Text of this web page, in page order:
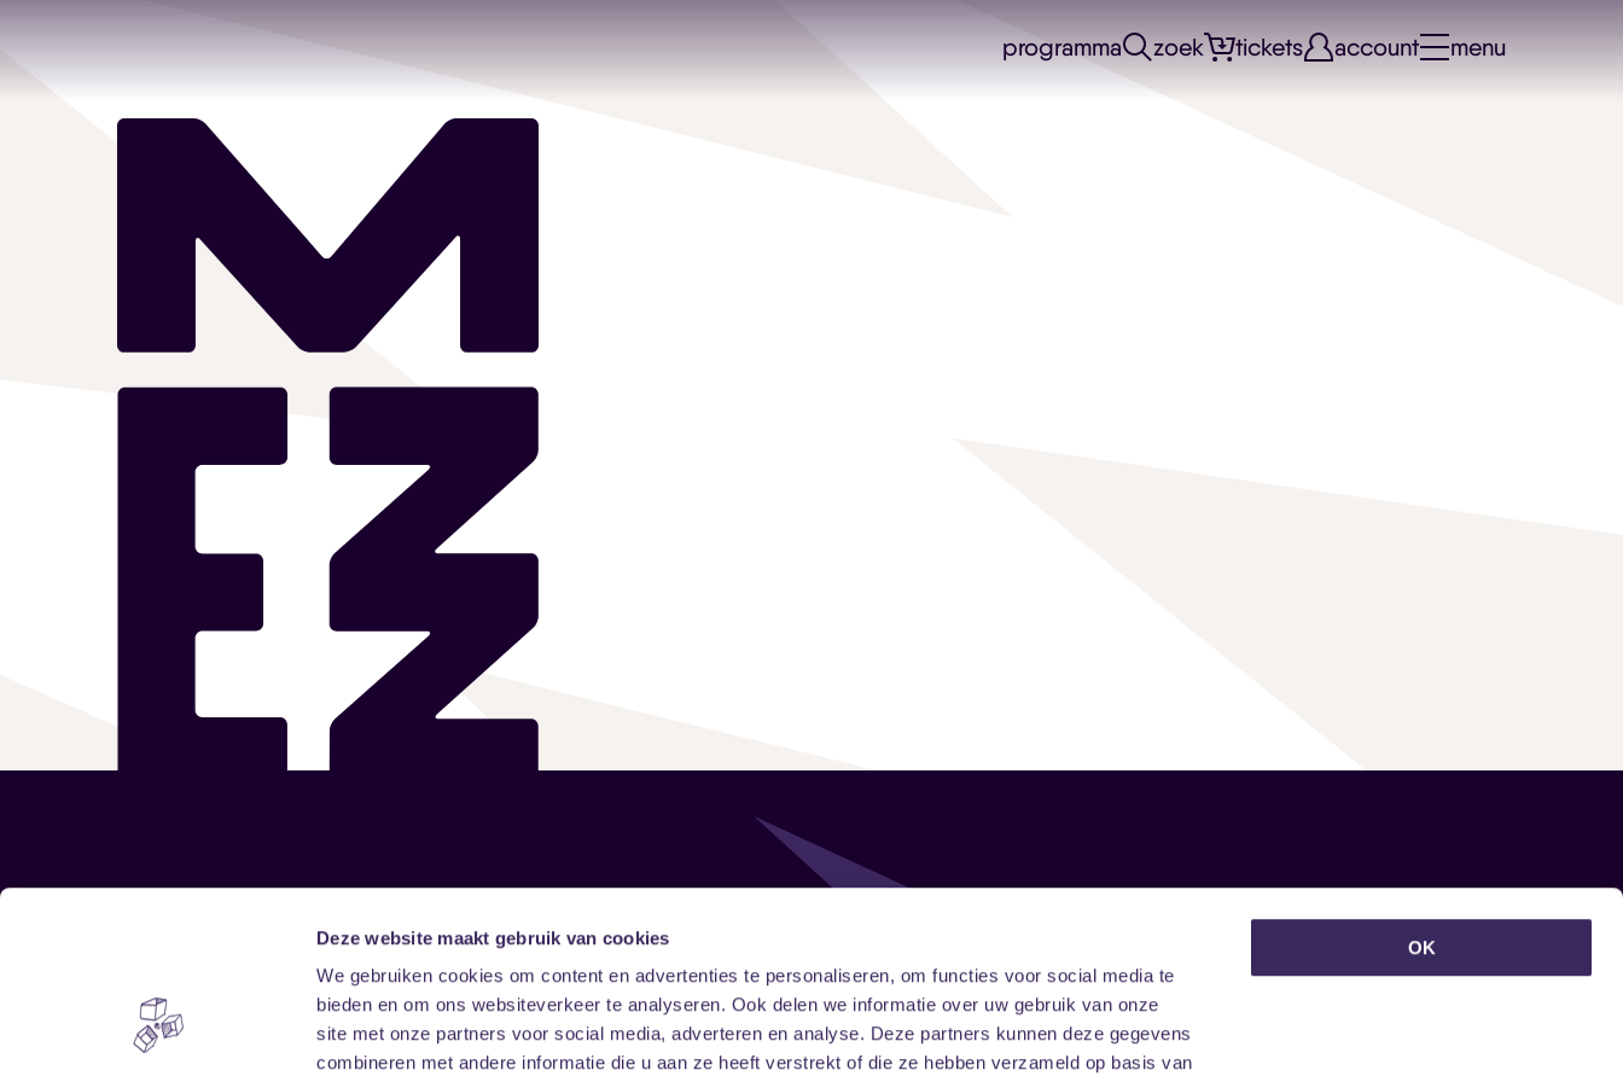
Deze website maakt gebruik van cookies
We gebruiken cookies om content en advertenties te personaliseren, om functies voor social media te
bieden en om ons websiteverkeer te analyseren. Ook delen we informatie over uw gebruik van onze
site met onze partners voor social media, adverteren en analyse. Deze partners kunnen deze gegevens
combineren met andere informatie die u aan ze heeft verstrekt of die ze hebben verzameld op basis van
OK
programma zoek tickets account menu
Home
Vrijwilligers
Verhuur
Disclaimer
Toegankelijkheid
Privacy & cookies
Follow
FacebookInstagramLinkedIn
Onze nieuwsbrief ontvangen?